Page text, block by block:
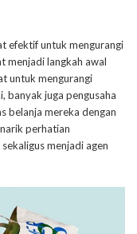
efektif untuk mengurangi
menjadi langkah awal
untuk mengurangi
banyak juga pengusaha
belanja mereka dengan
perhatian
menjadi agen